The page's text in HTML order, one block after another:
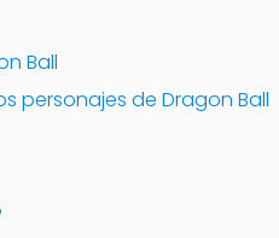
Ball
personajes de Dragon Ball